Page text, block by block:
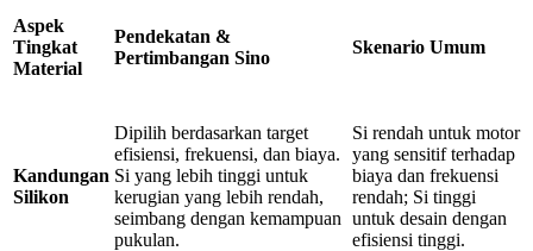
Aspek
Tingkat
Material
Pendekatan &
Pertimbangan Sino
Skenario Umum
Kandungan
Silikon
Dipilih berdasarkan target
efisiensi, frekuensi, dan biaya.
Si yang lebih tinggi untuk
kerugian yang lebih rendah,
seimbang dengan kemampuan
pukulan.
Si rendah untuk motor
yang sensitif terhadap
biaya dan frekuensi
rendah; Si tinggi
untuk desain dengan
efisiensi tinggi.